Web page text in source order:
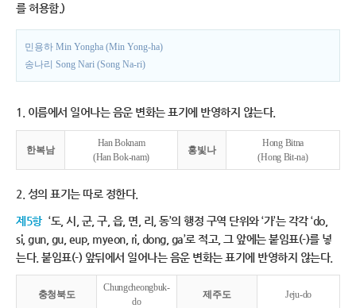
를 허용함.)
민용하 Min Yongha (Min Yong-ha)
송나리 Song Nari (Song Na-ri)
1. 이름에서 일어나는 음운 변화는 표기에 반영하지 않는다.
한복남
Han Boknam
(Han Bok-nam)
홍빛나
Hong Bitna
(Hong Bit-na)
2. 성의 표기는 따로 정한다.
제5항 ‘도, 시, 군, 구, 읍, 면, 리, 동’의 행정 구역 단위와 ‘가’는 각각 ‘do,
si, gun, gu, eup, myeon, ri, dong, ga’로 적고, 그 앞에는 붙임표(-)를 넣
는다. 붙임표(-) 앞뒤에서 일어나는 음운 변화는 표기에 반영하지 않는다.
충청북도
Chungcheongbuk-
do
제주도 Jeju-do